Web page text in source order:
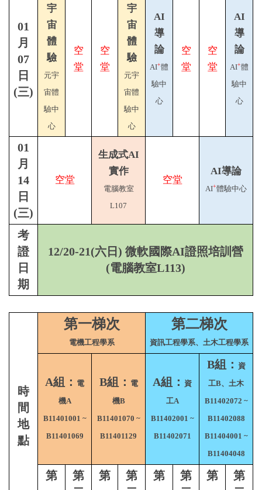
01
月
07
日
(三)
宇
宙
體
驗
元宇
宙體
驗中
心
空
堂
空
堂
宇
宙
體
驗
元宇
宙體
驗中
心
AI
導
論
AI+體
驗中
心
空
堂
空
堂
AI
導
論
AI+體
驗中
心
01
月
14
日
(三)
空堂
生成式AI
實作
電腦教室
L107
空堂
AI導論
AI+體驗中心
考
證
日
期
12/20-21(六日) 微軟國際AI證照培訓營
(電腦教室L113)
時
間
地
點
第一梯次
電機工程學系
第二梯次
資訊工程學系、土木工程學系
A組： 電
機A
B11401001 ~
B11401069
B組： 電
機B
B11401070 ~
B11401129
A組： 資
工A
B11402001 ~
B11402071
B組： 資
工B、土木
B11402072 ~
B11402088
B11404001 ~
B11404048
第
第
第
第
第
第
第
第